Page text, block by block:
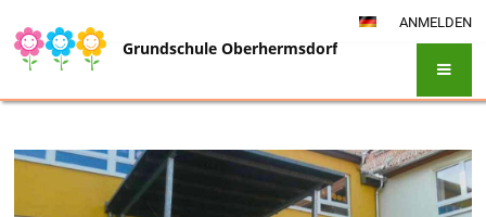
ANMELDEN
Grundschule Oberhermsdorf
Startseite